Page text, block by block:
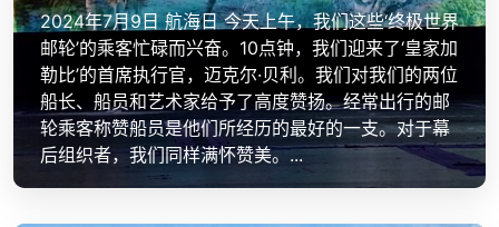
2024年7月9日 航海日 今天上午，我们这些‘终极世界
邮轮’的乘客忙碌而兴奋。10点钟，我们迎来了‘皇家加
勒比’的首席执行官，迈克尔·贝利。我们对我们的两位
船长、船员和艺术家给予了高度赞扬。经常出行的邮
轮乘客称赞船员是他们所经历的最好的一支。对于幕
后组织者，我们同样满怀赞美。...